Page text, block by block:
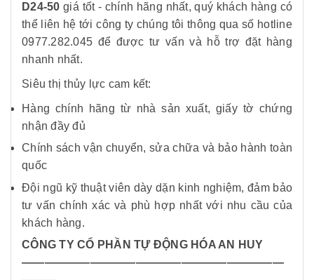
D24-50 giá tốt - chính hãng nhất, quý khách hàng có
thể liên hệ tới công ty chúng tôi thông qua số hotline
0977.282.045 để được tư vấn và hỗ trợ đặt hàng
nhanh nhất.
Siêu thị thủy lực cam kết:
Hàng chính hãng từ nhà sản xuất, giấy tờ chứng
nhận đầy đủ
Chính sách vận chuyển, sửa chữa và bảo hành toàn
quốc
Đội ngũ kỹ thuật viên dày dặn kinh nghiệm, đảm bảo
tư vấn chính xác và phù hợp nhất với nhu cầu của
khách hàng.
CÔNG TY CỔ PHẦN TỰ ĐỘNG HÓA AN HUY
———————————————————————